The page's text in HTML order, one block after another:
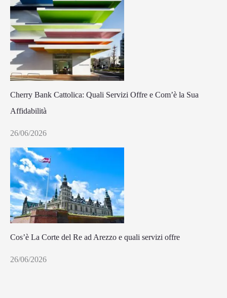
Cherry Bank Cattolica: Quali Servizi Offre e Com’è la Sua
Affidabilità
26/06/2026
Cos’è La Corte del Re ad Arezzo e quali servizi offre
26/06/2026